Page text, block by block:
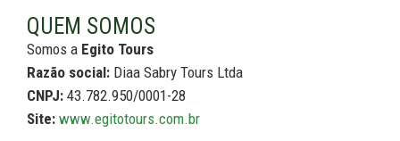
QUEM SOMOS
Somos a Egito Tours
Razão social: Diaa Sabry Tours Ltda
CNPJ: 43.782.950/0001-28
Site: www.egitotours.com.br